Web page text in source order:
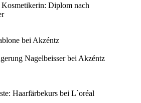
Diplom nach
bei Akzéntz
Nagelbeisser bei Akzéntz
Haarfärbekurs bei L`oréal